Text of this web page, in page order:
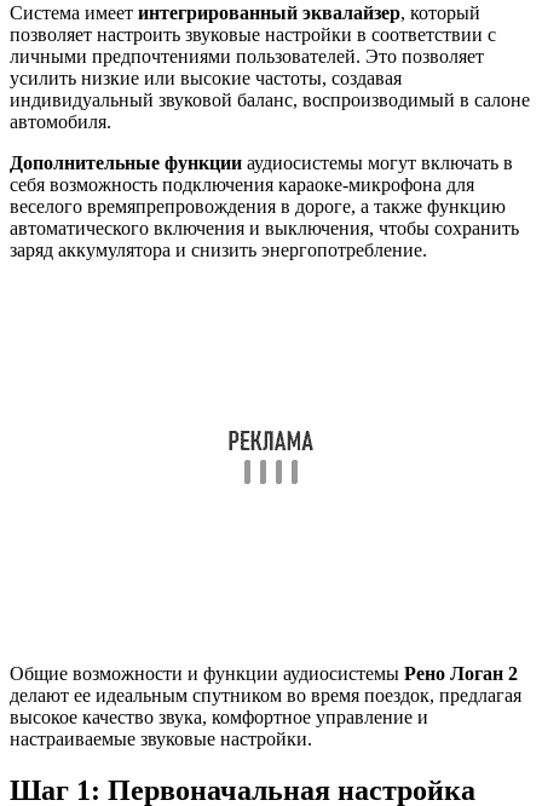
Система имеет интегрированный эквалайзер, который
позволяет настроить звуковые настройки в соответствии с
личными предпочтениями пользователей. Это позволяет
усилить низкие или высокие частоты, создавая
индивидуальный звуковой баланс, воспроизводимый в салоне
автомобиля.
Дополнительные функции аудиосистемы могут включать в
себя возможность подключения караоке-микрофона для
веселого времяпрепровождения в дороге, а также функцию
автоматического включения и выключения, чтобы сохранить
заряд аккумулятора и снизить энергопотребление.
Общие возможности и функции аудиосистемы Рено Логан 2
делают ее идеальным спутником во время поездок, предлагая
высокое качество звука, комфортное управление и
настраиваемые звуковые настройки.
Шаг 1: Первоначальная настройка